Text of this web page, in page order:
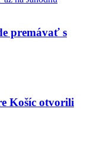
premávať s
Košíc otvorili